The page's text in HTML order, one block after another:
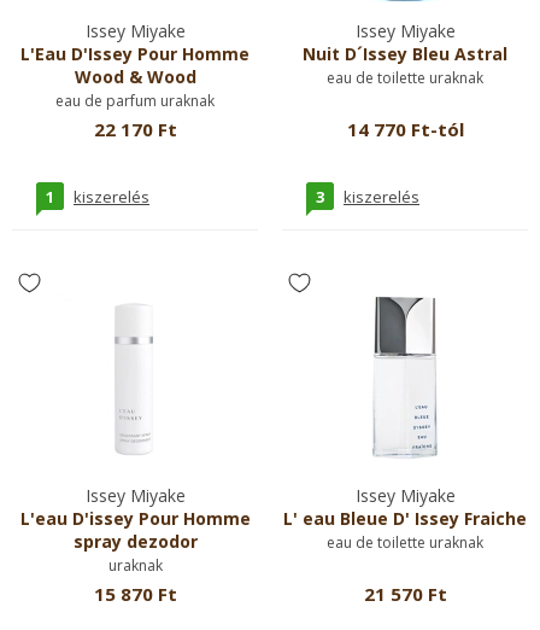
Issey Miyake
L'Eau D'Issey Pour Homme
Wood & Wood
eau de parfum uraknak
22 170 Ft
1 kiszerelés
Issey Miyake
Nuit D´Issey Bleu Astral
eau de toilette uraknak
14 770 Ft-tól
3 kiszerelés
Issey Miyake
L'eau D'issey Pour Homme
spray dezodor
uraknak
15 870 Ft
Issey Miyake
L' eau Bleue D' Issey Fraiche
eau de toilette uraknak
21 570 Ft